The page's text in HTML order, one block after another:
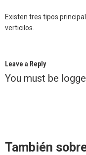
Existen tres tipos
verticilos.
Leave a Reply
You must be
También